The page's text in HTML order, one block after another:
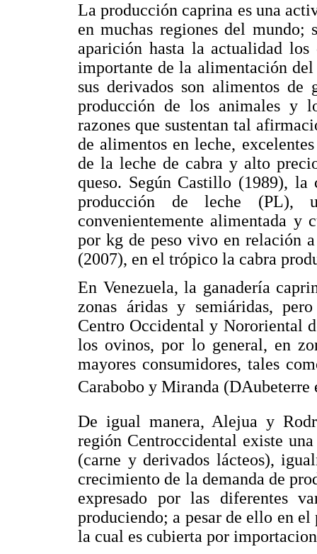
La producción caprina es una
en muchas regiones del mundo;
aparición hasta la actualidad los
importante de la alimentación
sus derivados son alimentos
producción de los animales y
razones que sustentan tal
de alimentos en leche,
de la leche de cabra y alto
queso. Según Castillo (1989), la
producción de leche (PL),
convenientemente alimentada y
por kg de peso vivo en relación
(2007), en el trópico la cabra
En Venezuela, la ganadería
zonas áridas y semiáridas,
Centro Occidental y Nororiental
los ovinos, por lo general, en
mayores consumidores, tales
Carabobo y Miranda (DAubeterre
De igual manera, Alejua y
región Centroccidental existe
(carne y derivados lácteos),
crecimiento de la demanda de
expresado por las diferentes
produciendo; a pesar de ello en
la cual es cubierta por